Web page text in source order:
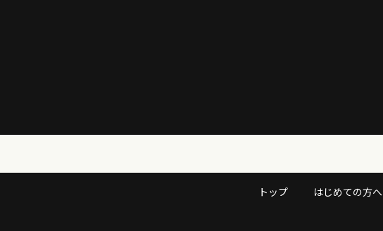
トップ はじめての方へ